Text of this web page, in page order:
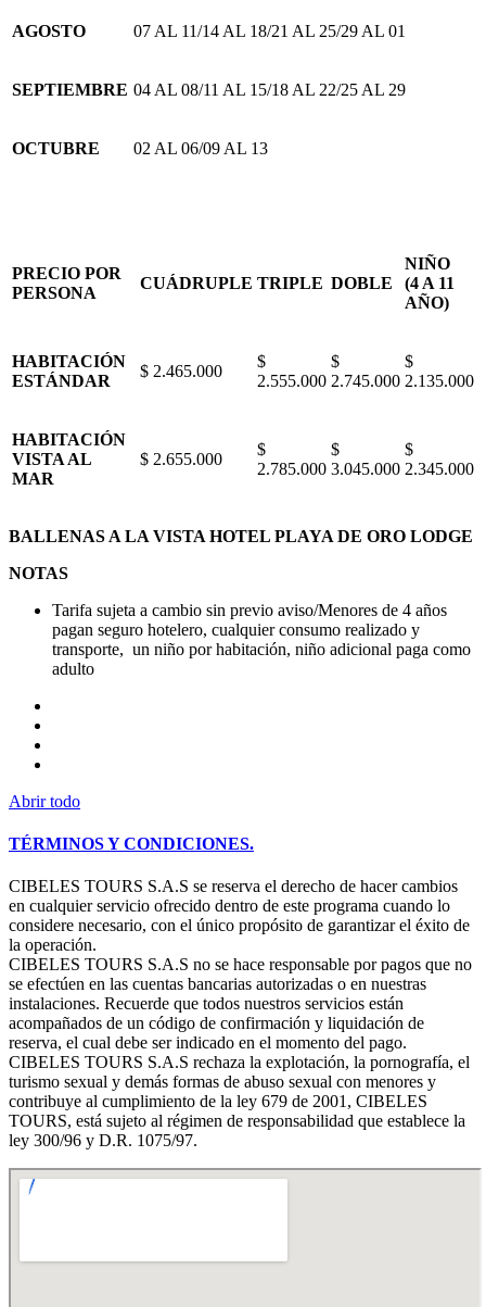
AGOSTO 07 AL 11/14 AL 18/21 AL 25/29 AL 01
SEPTIEMBRE 04 AL 08/11 AL 15/18 AL 22/25 AL 29
OCTUBRE 02 AL 06/09 AL 13
PRECIO POR
PERSONA
CUÁDRUPLE TRIPLE DOBLE
NIÑO
(4 A 11
AÑO)
HABITACIÓN
ESTÁNDAR
$ 2.465.000
$
2.555.000
$
2.745.000
$
2.135.000
HABITACIÓN
VISTA AL
MAR
$ 2.655.000
$
2.785.000
$
3.045.000
$
2.345.000
BALLENAS A LA VISTA HOTEL PLAYA DE ORO LODGE
NOTAS
Tarifa sujeta a cambio sin previo aviso/Menores de 4 años
pagan seguro hotelero, cualquier consumo realizado y
transporte, un niño por habitación, niño adicional paga como
adulto
Abrir todo
TÉRMINOS Y CONDICIONES.
CIBELES TOURS S.A.S se reserva el derecho de hacer cambios
en cualquier servicio ofrecido dentro de este programa cuando lo
considere necesario, con el único propósito de garantizar el éxito de
la operación.
CIBELES TOURS S.A.S no se hace responsable por pagos que no
se efectúen en las cuentas bancarias autorizadas o en nuestras
instalaciones. Recuerde que todos nuestros servicios están
acompañados de un código de confirmación y liquidación de
reserva, el cual debe ser indicado en el momento del pago.
CIBELES TOURS S.A.S rechaza la explotación, la pornografía, el
turismo sexual y demás formas de abuso sexual con menores y
contribuye al cumplimiento de la ley 679 de 2001, CIBELES
TOURS, está sujeto al régimen de responsabilidad que establece la
ley 300/96 y D.R. 1075/97.